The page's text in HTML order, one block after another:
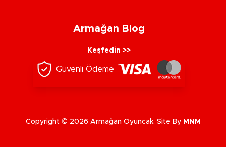
Armağan Blog
Keşfedin >>
Güvenli Ödeme
Copyright © 2026 Armağan Oyuncak. Site By MNM